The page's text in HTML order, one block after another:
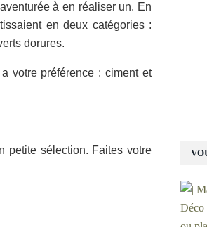
à en réaliser un. En
en deux catégories :
dorures.
votre préférence : ciment et
petite sélection. Faites votre